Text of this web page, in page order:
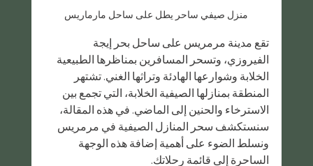
منزل صيفي ساحر يطل على ساحل مارماريس
تقع مدينة مرمريس على ساحل بحر إيجة
الفيروزي، وتسحر المسافرين بمناظرها الطبيعية
الخلابة وشوارعها الهادئة وتراثها الغني. تشتهر
المنطقة بمنازلها الصيفية الخلابة، التي تجمع بين
الاسترخاء والحنين إلى الماضي. في هذه المقالة،
سنستكشف سحر المنازل الصيفية في مرمريس
ونسلط الضوء على أهمية إضافة هذه الوجهة
الساحرة إلى قائمة رحلاتك.